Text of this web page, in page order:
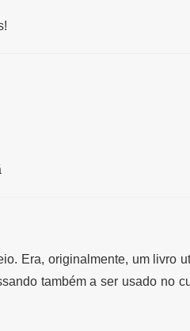
Era, originalmente, um livro
também a ser usado no